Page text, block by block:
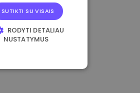
SUTIKTI SU VISAIS
RODYTI DETALIAU
NUSTATYMUS